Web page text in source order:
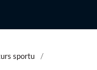
sportu
/